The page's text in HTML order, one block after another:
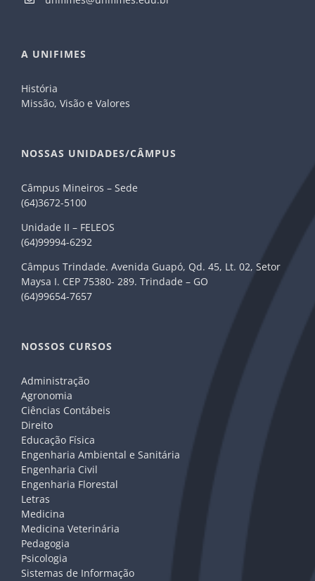
A UNIFIMES
História
Missão, Visão e Valores
NOSSAS UNIDADES/CÂMPUS
Câmpus Mineiros – Sede
(64)3672-5100
Unidade II – FELEOS
(64)99994-6292
Câmpus Trindade. Avenida Guapó, Qd. 45, Lt. 02, Setor
Maysa I. CEP 75380- 289. Trindade – GO
(64)99654-7657
NOSSOS CURSOS
Administração
Agronomia
Ciências Contábeis
Direito
Educação Física
Engenharia Ambiental e Sanitária
Engenharia Civil
Engenharia Florestal
Letras
Medicina
Medicina Veterinária
Pedagogia
Psicologia
Sistemas de Informação